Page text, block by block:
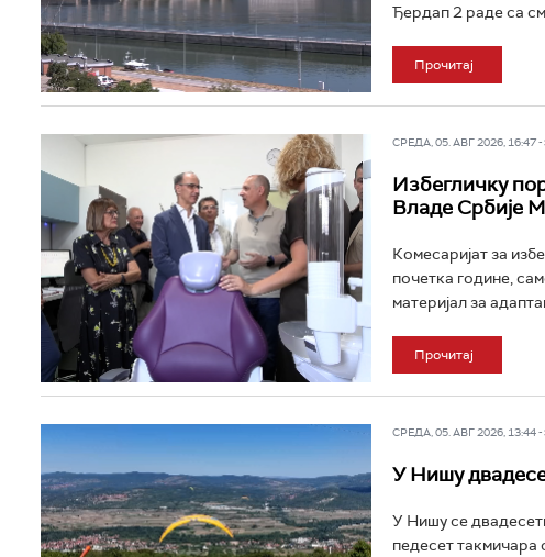
Ђердап 2 раде са
Прочитај
СРЕДА, 05. АВГ 2026, 16:47 -
Избегличку
Владе Србије
Комесаријат за
почетка године,
материјал за
Прочитај
СРЕДА, 05. АВГ 2026, 13:44 -
У Нишу
У Нишу се
педесет